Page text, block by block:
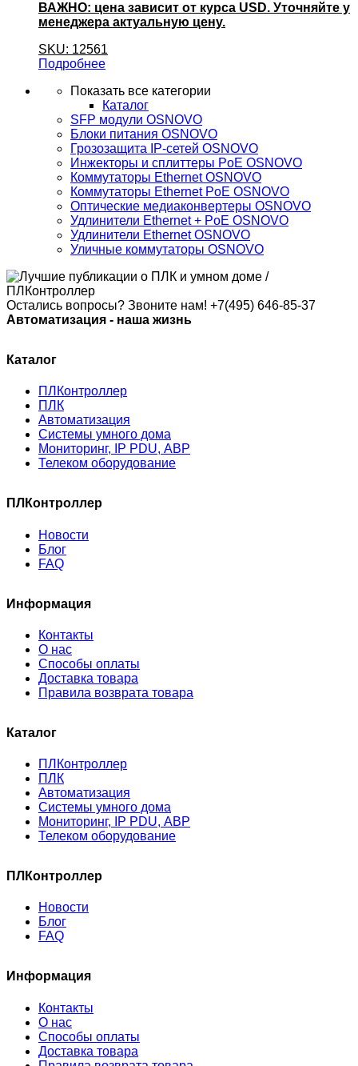
ВАЖНО: цена зависит от курса USD. Уточняйте у
менеджера актуальную цену.
SKU: 12561
Подробнее
Показать все категории
Каталог
SFP модули OSNOVO
Блоки питания OSNOVO
Грозозащита IP-сетей OSNOVO
Инжекторы и сплиттеры PoE OSNOVO
Коммутаторы Ethernet OSNOVO
Коммутаторы Ethernet PoE OSNOVO
Оптические медиаконвертеры OSNOVO
Удлинители Ethernet + PoE OSNOVO
Удлинители Ethernet OSNOVO
Уличные коммутаторы OSNOVO
Остались вопросы? Звоните нам! +7(495) 646-85-37
Автоматизация - наша жизнь
Каталог
ПЛКонтроллер
ПЛК
Автоматизация
Системы умного дома
Мониторинг, IP PDU, АВР
Телеком оборудование
ПЛКонтроллер
Новости
Блог
FAQ
Информация
Контакты
О нас
Способы оплаты
Доставка товара
Правила возврата товара
Каталог
ПЛКонтроллер
ПЛК
Автоматизация
Системы умного дома
Мониторинг, IP PDU, АВР
Телеком оборудование
ПЛКонтроллер
Новости
Блог
FAQ
Информация
Контакты
О нас
Способы оплаты
Доставка товара